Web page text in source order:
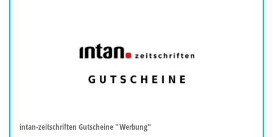
intan-zeitschriften Gutscheine "Werbung"